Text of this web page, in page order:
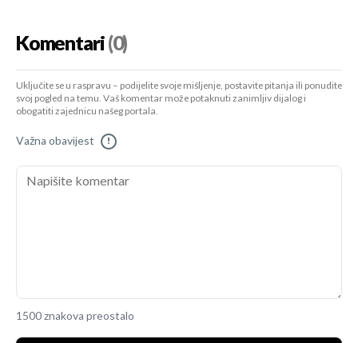
Komentari(0)
Uključite se u raspravu – podijelite svoje mišljenje, postavite pitanja ili ponudite
svoj pogled na temu. Vaš komentar može potaknuti zanimljiv dijalog i
obogatiti zajednicu našeg portala.
Važna obavijest !
1500 znakova preostalo